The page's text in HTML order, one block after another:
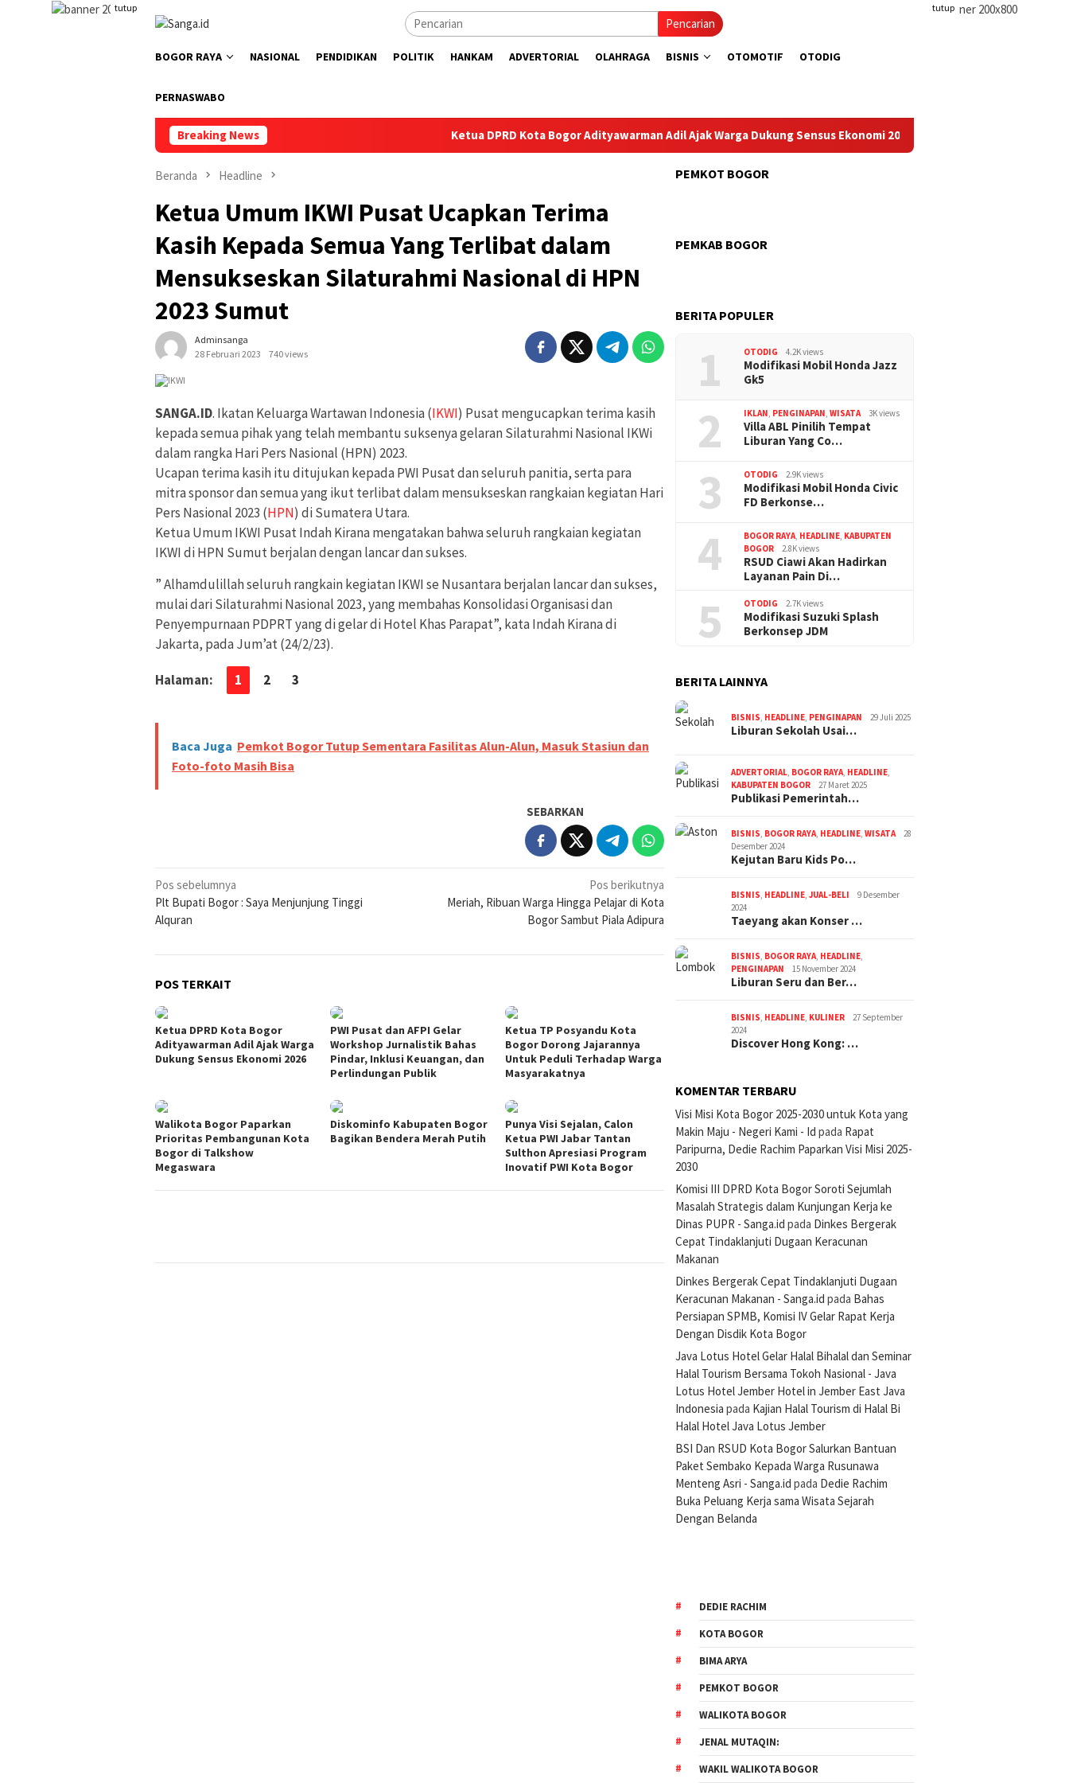
tutup tutup
Pencarian
BOGOR RAYA NASIONAL PENDIDIKAN POLITIK HANKAM ADVERTORIAL OLAHRAGA BISNIS OTOMOTIF OTODIG
PERNASWABO
Breaking News Ketua DPRD Kota Bogor Adityawarman Adil Ajak Warga Dukung Sensus Ekonomi 2026
Beranda Headline
Ketua Umum IKWI Pusat Ucapkan Terima
Kasih Kepada Semua Yang Terlibat dalam
Mensukseskan Silaturahmi Nasional di HPN
2023 Sumut
Adminsanga
28 Februari 2023
740 views
SANGA.ID. Ikatan Keluarga Wartawan Indonesia (IKWI) Pusat mengucapkan terima kasih
kepada semua pihak yang telah membantu suksenya gelaran Silaturahmi Nasional IKWi
dalam rangka Hari Pers Nasional (HPN) 2023.
Ucapan terima kasih itu ditujukan kepada PWI Pusat dan seluruh panitia, serta para
mitra sponsor dan semua yang ikut terlibat dalam mensukseskan rangkaian kegiatan Hari
Pers Nasional 2023 (HPN) di Sumatera Utara.
Ketua Umum IKWI Pusat Indah Kirana mengatakan bahwa seluruh rangkaian kegiatan
IKWI di HPN Sumut berjalan dengan lancar dan sukses.
” Alhamdulillah seluruh rangkain kegiatan IKWI se Nusantara berjalan lancar dan sukses,
mulai dari Silaturahmi Nasional 2023, yang membahas Konsolidasi Organisasi dan
Penyempurnaan PDPRT yang di gelar di Hotel Khas Parapat”, kata Indah Kirana di
Jakarta, pada Jum’at (24/2/23).
Halaman: 1 2 3
Baca Juga Pemkot Bogor Tutup Sementara Fasilitas Alun-Alun, Masuk Stasiun dan
Foto-foto Masih Bisa
SEBARKAN
Navigasi
pos
Pos sebelumnya
Plt Bupati Bogor : Saya Menjunjung Tinggi
Alquran
Pos berikutnya
Meriah, Ribuan Warga Hingga Pelajar di Kota
Bogor Sambut Piala Adipura
POS TERKAIT
Ketua DPRD Kota Bogor
Adityawarman Adil Ajak Warga
Dukung Sensus Ekonomi 2026
PWI Pusat dan AFPI Gelar
Workshop Jurnalistik Bahas
Pindar, Inklusi Keuangan, dan
Perlindungan Publik
Ketua TP Posyandu Kota
Bogor Dorong Jajarannya
Untuk Peduli Terhadap Warga
Masyarakatnya
Walikota Bogor Paparkan
Prioritas Pembangunan Kota
Bogor di Talkshow
Megaswara
Diskominfo Kabupaten Bogor
Bagikan Bendera Merah Putih
Punya Visi Sejalan, Calon
Ketua PWI Jabar Tantan
Sulthon Apresiasi Program
Inovatif PWI Kota Bogor
PEMKOT BOGOR
PEMKAB BOGOR
BERITA POPULER
1 OTODIG 4.2K views
Modifikasi Mobil Honda Jazz
Gk5
2 IKLAN, PENGINAPAN,WISATA 3K views
Villa ABL Pinilih Tempat
Liburan Yang Co…
3 OTODIG 2.9K views
Modifikasi Mobil Honda Civic
FD Berkonse…
4 BOGOR RAYA, HEADLINE, KABUPATEN
BOGOR
2.8K views
RSUD Ciawi Akan Hadirkan
Layanan Pain Di…
5 OTODIG 2.7K views
Modifikasi Suzuki Splash
Berkonsep JDM
BERITA LAINNYA
BISNIS, HEADLINE, PENGINAPAN 29 Juli 2025
Liburan Sekolah Usai…
ADVERTORIAL, BOGOR RAYA, HEADLINE,
KABUPATEN BOGOR
27 Maret 2025
Publikasi Pemerintah…
BISNIS, BOGOR RAYA, HEADLINE,WISATA
28
Desember 2024
Kejutan Baru Kids Po…
BISNIS, HEADLINE,JUAL-BELI
9 Desember
2024
Taeyang akan Konser …
BISNIS, BOGOR RAYA, HEADLINE,
PENGINAPAN
15 November 2024
Liburan Seru dan Ber…
BISNIS, HEADLINE, KULINER
27 September
2024
Discover Hong Kong: …
KOMENTAR TERBARU
Visi Misi Kota Bogor 2025-2030 untuk Kota yang
Makin Maju - Negeri Kami - Id pada Rapat
Paripurna, Dedie Rachim Paparkan Visi Misi 2025-
2030
Komisi III DPRD Kota Bogor Soroti Sejumlah
Masalah Strategis dalam Kunjungan Kerja ke
Dinas PUPR - Sanga.id pada Dinkes Bergerak
Cepat Tindaklanjuti Dugaan Keracunan
Makanan
Dinkes Bergerak Cepat Tindaklanjuti Dugaan
Keracunan Makanan - Sanga.id pada Bahas
Persiapan SPMB, Komisi IV Gelar Rapat Kerja
Dengan Disdik Kota Bogor
Java Lotus Hotel Gelar Halal Bihalal dan Seminar
Halal Tourism Bersama Tokoh Nasional - Java
Lotus Hotel Jember Hotel in Jember East Java
Indonesia pada Kajian Halal Tourism di Halal Bi
Halal Hotel Java Lotus Jember
BSI Dan RSUD Kota Bogor Salurkan Bantuan
Paket Sembako Kepada Warga Rusunawa
Menteng Asri - Sanga.id pada Dedie Rachim
Buka Peluang Kerja sama Wisata Sejarah
Dengan Belanda
DEDIE RACHIM
KOTA BOGOR
BIMA ARYA
PEMKOT BOGOR
WALIKOTA BOGOR
JENAL MUTAQIN:
WAKIL WALIKOTA BOGOR